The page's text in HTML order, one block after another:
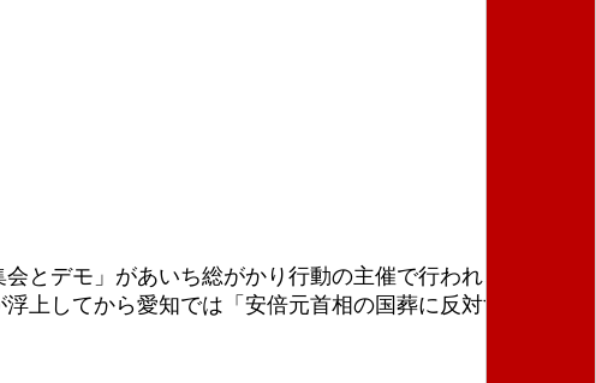
とデモ」があいち総がかり行動の主催で行われ、約３０
上してから愛知では「安倍元首相の国葬に反対する愛知